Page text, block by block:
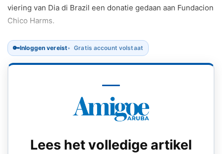
viering van Dia di Brazil een donatie gedaan aan Fundacion
Chico Harms.
🔑Inloggen vereist Gratis account volstaat
Lees het volledige artikel